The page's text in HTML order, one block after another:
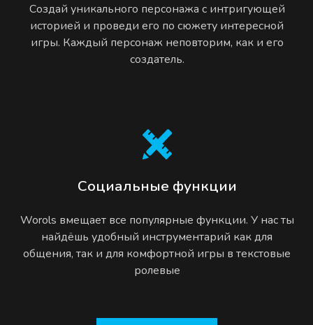
Создай уникального персонажа с интригующей
историей и проведи его по сюжету интересной
игры. Каждый персонаж неповторим, как и его
создатель.
Социальные функции
Worols вмещает все популярные функции. У нас ты
найдёшь удобный инструментарий как для
общения, так и для комфортной игры в текстовые
ролевые